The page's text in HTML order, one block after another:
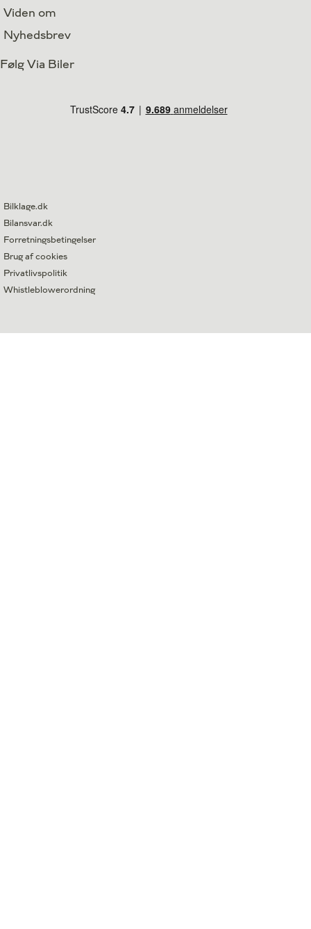
Viden om
Nyhedsbrev
Følg Via Biler
Bilklage.dk
Bilansvar.dk
Forretningsbetingelser
Brug af cookies
Privatlivspolitik
Whistleblowerordning